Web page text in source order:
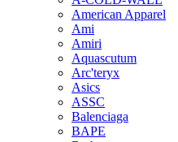
American Apparel
Ami
Amiri
Aquascutum
Arc'teryx
Asics
ASSC
Balenciaga
BAPE